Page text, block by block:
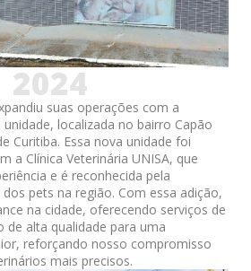
2024
suas operações com a
localizada no bairro Capão
Curitiba. Essa nova unidade foi
a Clínica Veterinária UNISA, que
e é reconhecida pela
pets na região. Com essa adição,
na cidade, oferecendo serviços de
de alta qualidade para uma
reforçando nosso compromisso
mais precisos.